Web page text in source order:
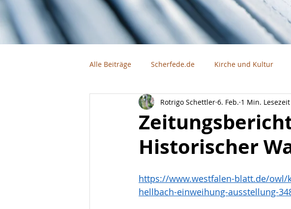
Alle Beiträge Scherfede.de Kirche und Kultur
Vereine
Historischer
Rotrigo Schettler 6. Feb. 1 Min. Lesezeit
https://www.westfalen-blatt.de/owl/
hellbach-einweihung-ausstellung-